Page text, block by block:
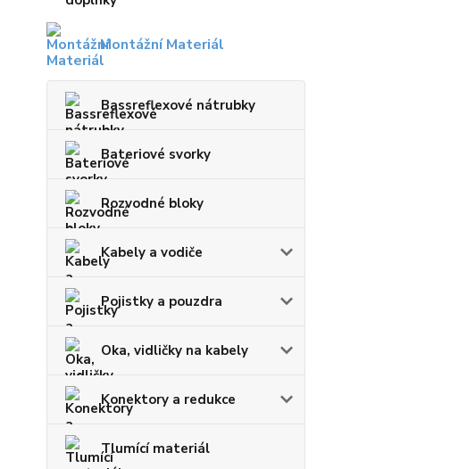
Montážní Materiál
Bassreflexové nátrubky
Bateriové svorky
Rozvodné bloky
Kabely a vodiče
Pojistky a pouzdra
Oka, vidličky na kabely
Konektory a redukce
Tlumící materiál